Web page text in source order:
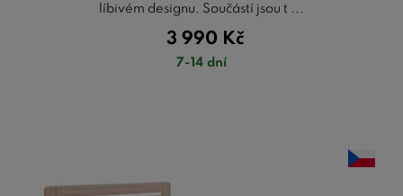
líbivém designu. Součástí jsou t ...
3 990 Kč
7-14 dní